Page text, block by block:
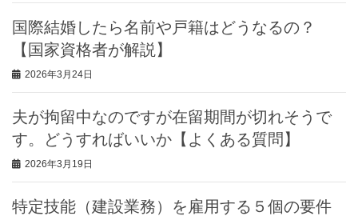
国際結婚したら名前や戸籍はどうなるの？
【国家資格者が解説】
2026年3月24日
夫が拘留中なのですが在留期間が切れそうで
す。どうすればいいか【よくある質問】
2026年3月19日
特定技能（建設業務）を雇用する５個の要件